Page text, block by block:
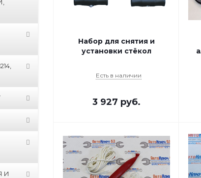
Набор для снятия и
установки стёкол
Есть в наличии
3 927 руб.
И